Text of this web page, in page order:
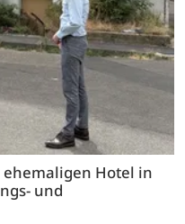
Hotel in
und